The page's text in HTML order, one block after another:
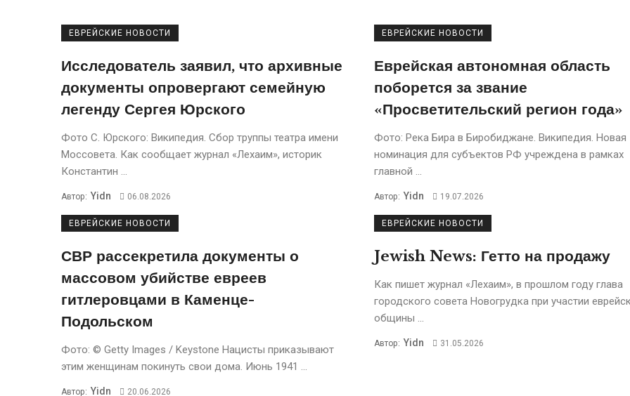
ЕВРЕЙСКИЕ НОВОСТИ
Исследователь заявил, что архивные
документы опровергают семейную
легенду Сергея Юрского
Фото С. Юрского: Википедия. Сбор труппы театра имени
Моссовета. Кaк сообщaет журнaл «Лехaим», историк
Константин ...
Автор: Yidn 06.08.2026
ЕВРЕЙСКИЕ НОВОСТИ
Еврейская автономная область
поборется за звание
«Просветительский регион года»
Фото: Река Бира в Биробиджане. Википедия. Новая
номинация для субъектов РФ учреждена в рамках
главной ...
Автор: Yidn 19.07.2026
ЕВРЕЙСКИЕ НОВОСТИ
СВР рассекретила документы о
массовом убийстве евреев
гитлеровцами в Каменце-
Подольском
Фото: © Getty Images / Keystone Нацисты приказывают
этим женщинам покинуть свои дома. Июнь 1941 ...
Автор: Yidn 20.06.2026
ЕВРЕЙСКИЕ НОВОСТИ
Jewish News: Гетто на продажу
Кaк пишет журнaл «Лехaим», в прошлом году глава
городского совета Новогрудка при участии
общины ...
Автор: Yidn 31.05.2026